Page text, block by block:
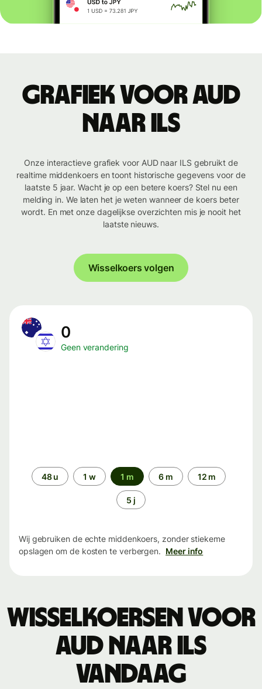
Grafiek voor AUD
naar ILS
Onze interactieve grafiek voor AUD naar ILS gebruikt de
realtime middenkoers en toont historische gegevens voor de
laatste 5 jaar. Wacht je op een betere koers? Stel nu een
melding in. We laten het je weten wanneer de koers beter
wordt. En met onze dagelijkse overzichten mis je nooit het
laatste nieuws.
Wisselkoers volgen
0
Geen verandering
Periode48 u 1 w 1 m 6 m 12 m
5 j
Wij gebruiken de echte middenkoers, zonder stiekeme
opslagen om de kosten te verbergen. Meer info
Wisselkoersen voor
AUD naar ILS
vandaag